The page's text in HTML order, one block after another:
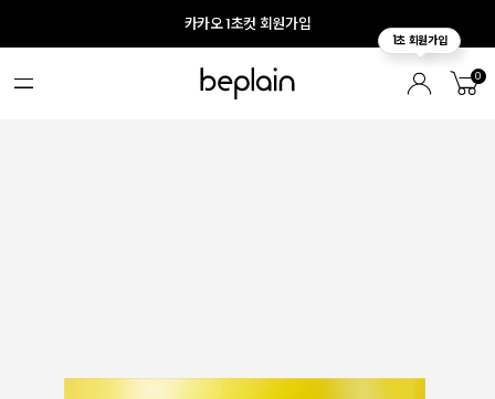
카카오 1초컷 회원가입
0